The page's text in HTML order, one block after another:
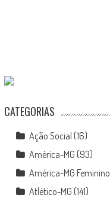
CATEGORIAS
Ação Social (16)
América-MG (93)
América-MG Feminino
Atlético-MG (141)